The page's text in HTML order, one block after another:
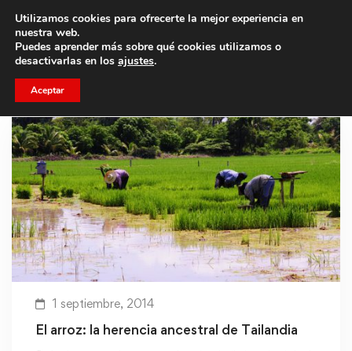
Trae a un amigo y llevaos un total de 75€ de descuento.
1 septiembre, 2014
El arroz: la herencia ancestral de Tailandia
Utilizamos cookies para ofrecerte la mejor experiencia en
nuestra web.
Puedes aprender más sobre qué cookies utilizamos o
desactivarlas en los ajustes.
Aceptar